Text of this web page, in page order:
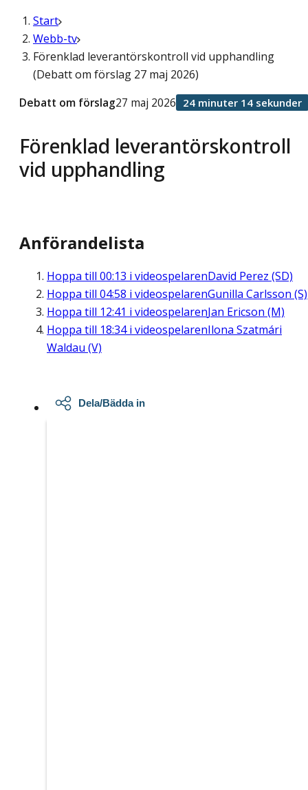
Start
Webb-tv
Förenklad leverantörskontroll vid upphandling
(Debatt om förslag 27 maj 2026)
Förenklad leverantörskontroll
vid upphandling
Debatt om förslag27 maj 2026 24 minuter 14 sekunder
Anförandelista
Hoppa till 00:13 i videospelarenDavid Perez (SD)
Hoppa till 04:58 i videospelarenGunilla Carlsson (S)
Hoppa till 12:41 i videospelarenJan Ericson (M)
Hoppa till 18:34i videospelarenIlona Szatmári
Waldau (V)
Dela/Bädda in